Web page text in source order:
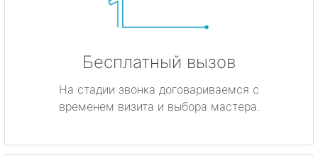
Бесплатный вызов
На стадии звонка договариваемся с
временем визита и выбора мастера.